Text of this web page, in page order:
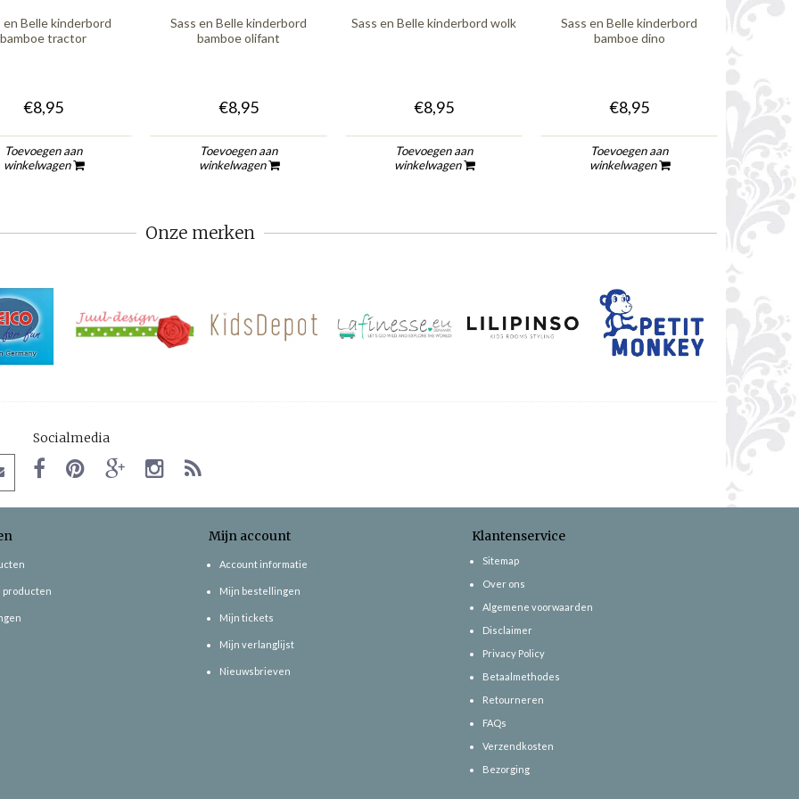
en Belle kinderbord
bamboe tractor
€8,95
Toevoegen aan
winkelwagen
Sass en Belle kinderbord
bamboe olifant
€8,95
Toevoegen aan
winkelwagen
Sass en Belle kinderbord wolk
€8,95
Toevoegen aan
winkelwagen
Sass en Belle kinderbord
bamboe dino
€8,95
Toevoegen aan
winkelwagen
Onze merken
Socialmedia
producten
Mijn account
Account informatie
Mijn bestellingen
Mijn tickets
Mijn verlanglijst
Nieuwsbrieven
Klantenservice
Sitemap
Over ons
Algemene voorwaarden
Disclaimer
Privacy Policy
Betaalmethodes
Retourneren
FAQs
Verzendkosten
Bezorging